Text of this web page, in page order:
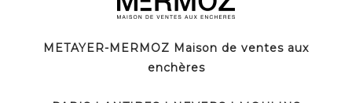
METAYER-MERMOZ Maison de ventes aux
enchères